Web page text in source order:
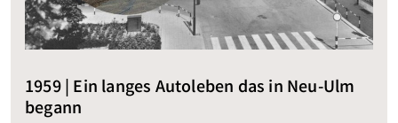
1959 | Ein langes Autoleben das in Neu-Ulm
begann